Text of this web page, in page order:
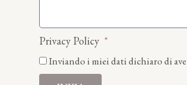
Privacy Policy
Inviando i miei dati dichiaro di